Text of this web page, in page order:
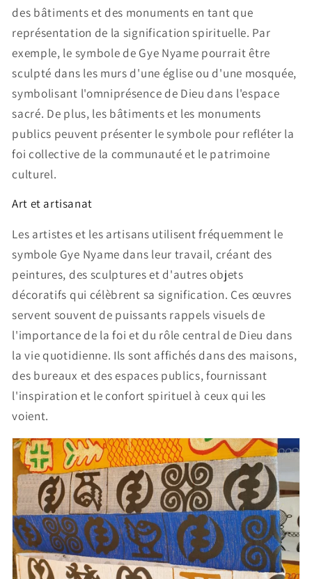
des bâtiments et des monuments en tant que
représentation de la signification spirituelle. Par
exemple, le symbole de Gye Nyame pourrait être
sculpté dans les murs d'une église ou d'une mosquée,
symbolisant l'omniprésence de Dieu dans l'espace
sacré. De plus, les bâtiments et les monuments
publics peuvent présenter le symbole pour refléter la
foi collective de la communauté et le patrimoine
culturel.
Art et artisanat
Les artistes et les artisans utilisent fréquemment le
symbole Gye Nyame dans leur travail, créant des
peintures, des sculptures et d'autres objets
décoratifs qui célèbrent sa signification. Ces œuvres
servent souvent de puissants rappels visuels de
l'importance de la foi et du rôle central de Dieu dans
la vie quotidienne. Ils sont affichés dans des maisons,
des bureaux et des espaces publics, fournissant
l'inspiration et le confort spirituel à ceux qui les
voient.